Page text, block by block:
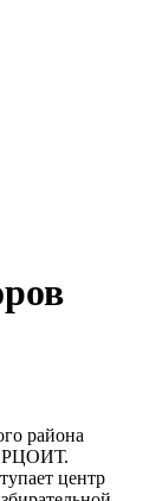
района
РЦОИТ.
центр